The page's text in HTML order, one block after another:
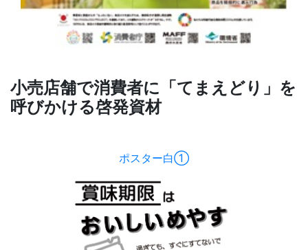
小売店舗で消費者に「てまえどり」を
呼びかける啓発資材
ポスター白①